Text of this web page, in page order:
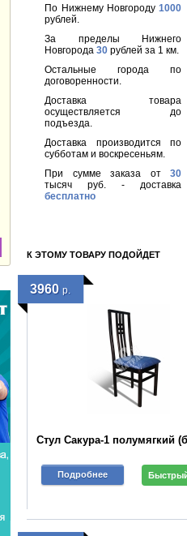
По Нижнему Новгороду1000
рублей.
За пределы Нижнего
Новгорода30 рублей за 1 км.
Остальные города по
договоренности.
Доставка товара
осуществляется до
подъезда.
Доставка производится по
субботам и воскресеньям.
При сумме заказа от30
тысяч руб. - доставка
бесплатно
К ЭТОМУ ТОВАРУ ПОДОЙДЕТ
3960р.
Стул Сакура-1 полумягкий
Подробнее